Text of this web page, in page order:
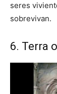
seres
sobrevivan.
6. Terra